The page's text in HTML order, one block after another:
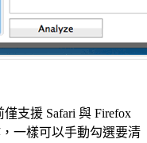
僅支援 Safari 與 Firefox
一樣可以手動勾選要清